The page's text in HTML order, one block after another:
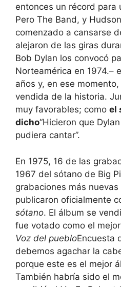
entonces un récord para
Pero The Band, y
comenzado a cansarse
alejaron de las giras
Bob Dylan los convocó
Norteamérica en 1974.–
años y, en ese
vendida de la historia.
muy favorables; como el
dicho“Hicieron que
pudiera cantar”.
En 1975, 16 de las
1967 del sótano de Big
grabaciones más
publicaron oficialmente
sótano. El álbum se
fue votado como el
Voz del puebloEncuesta
debemos agachar la
porque este es el mejor
También habría sido el